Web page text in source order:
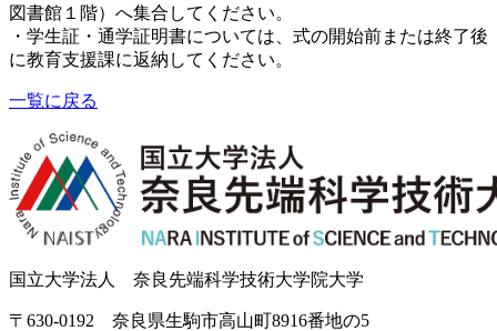
図書館１階）へ集合してください。
・学生証・通学証明書については、式の開始前または終了後
に教育支援課に返納してください。
一覧に戻る
国立大学法人 奈良先端科学技術大学院大学
〒630-0192 奈良県生駒市高山町8916番地の5